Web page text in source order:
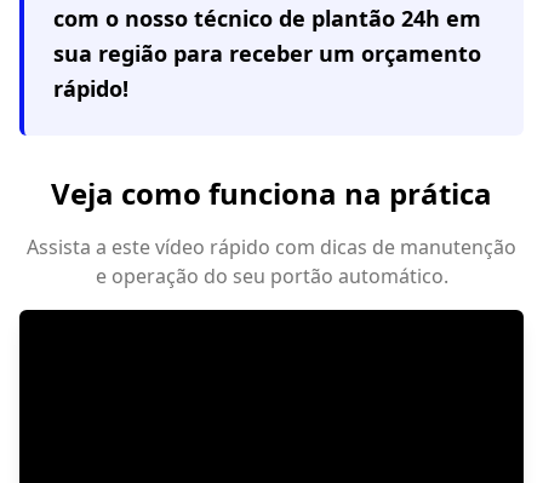
com o nosso técnico de plantão 24h em
sua região para receber um orçamento
rápido!
Veja como funciona na prática
Assista a este vídeo rápido com dicas de manutenção
e operação do seu portão automático.